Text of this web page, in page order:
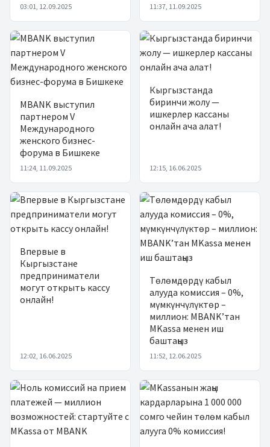
03:01, 12.09.2025 11:37, 11.09.2025
MBANK выступил
партнером V
Международного
женского бизнес-
форума в Бишкеке
11:24, 11.09.2025
Кыргызстанда
биринчи жолу —
ишкерлер кассаны
онлайн ача алат!
12:15, 16.06.2025
Впервые в
Кыргызстане
предприниматели
могут открыть кассу
онлайн!
12:02, 16.06.2025
Төлөмдөрдү кабыл
алууда комиссия – 0%,
мүмкүнчүлүктөр –
миллион: MBANK’тан
MKassa менен иш
баштаңыз
11:52, 12.06.2025